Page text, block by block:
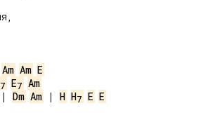
Am Am E
7 E7 Am
| Dm Am | H H7 E E